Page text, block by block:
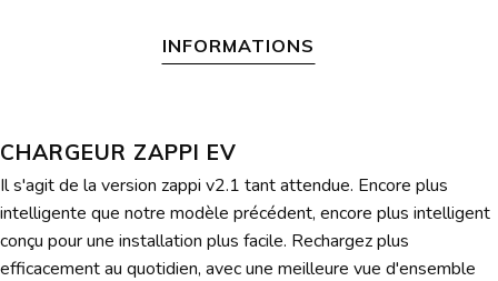
INFORMATIONS
CHARGEUR ZAPPI EV
Il s'agit de la version zappi v2.1 tant attendue. Encore plus
intelligente que notre modèle précédent, encore plus intelligent
conçu pour une installation plus facile. Rechargez plus
efficacement au quotidien, avec une meilleure vue d'ensemble